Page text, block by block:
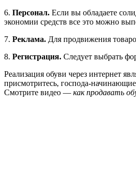
6. Персонал. Если вы обладаете
экономии средств все это можно
7. Реклама. Для продвижения
8. Регистрация. Следует выбрать
Реализация обуви через интернет
присмотритесь, господа-
Смотрите видео — как продавать